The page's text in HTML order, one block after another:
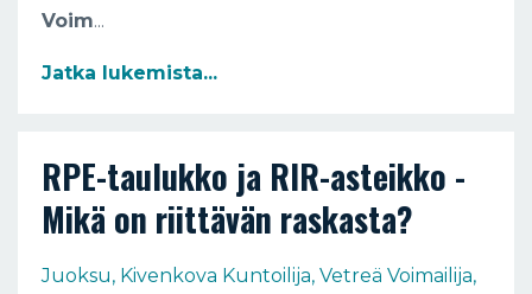
Voim...
Jatka lukemista...
RPE-taulukko ja RIR-asteikko -
Mikä on riittävän raskasta?
Juoksu Kivenkova Kuntoilija Vetreä Voimailija